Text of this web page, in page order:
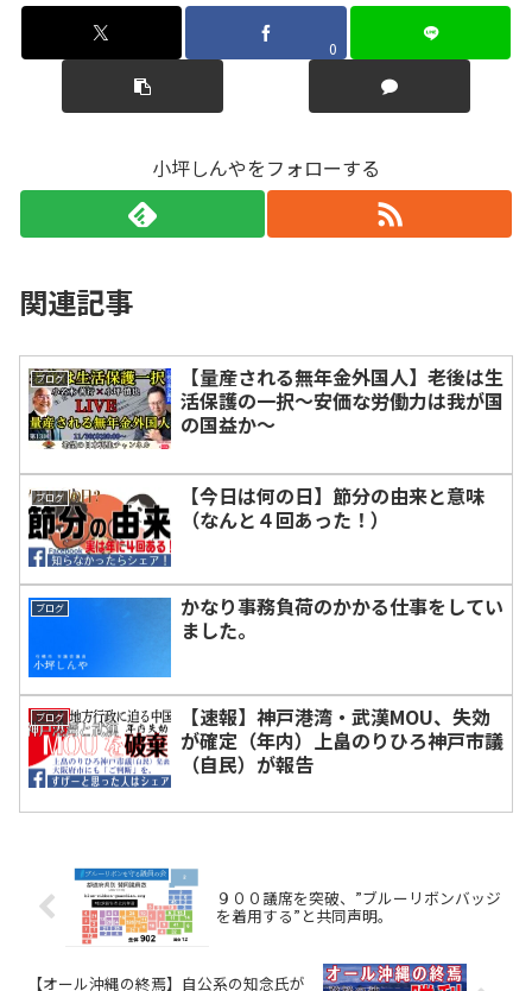
0
小坪しんやをフォローする
関連記事
ブログ
【量産される無年金外国人】老後は生
活保護の一択〜安価な労働力は我が国
の国益か〜
ブログ
【今日は何の日】節分の由来と意味
（なんと４回あった！）
ブログ
かなり事務負荷のかかる仕事をしてい
ました。
ブログ
【速報】神戸港湾・武漢MOU、失効
が確定（年内）上畠のりひろ神戸市議
（自民）が報告
９００議席を突破、”ブルーリボンバッジ
を着用する”と共同声明。
【オール沖縄の終焉】自公系の知念氏が